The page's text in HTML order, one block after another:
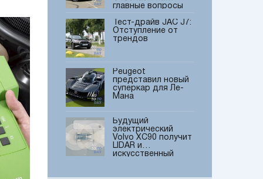
главные вопросы
Тест-драйв JAC J7:
Отступление от
трендов
Peugeot
представил новый
суперкар для Ле-
Мана
Будущий
электрический
Volvo XC90 получит
LIDAR и
искусственный